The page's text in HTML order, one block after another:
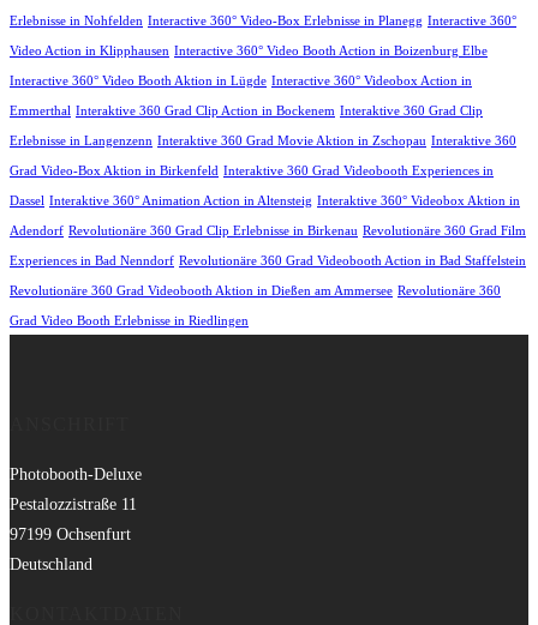
Erlebnisse in Nohfelden Interactive 360° Video-Box Erlebnisse in Planegg Interactive 360°
Video Action in Klipphausen Interactive 360° Video Booth Action in Boizenburg Elbe
Interactive 360° Video Booth Aktion in Lügde Interactive 360° Videobox Action in
Emmerthal Interaktive 360 Grad Clip Action in Bockenem Interaktive 360 Grad Clip
Erlebnisse in Langenzenn Interaktive 360 Grad Movie Aktion in Zschopau Interaktive 360
Grad Video-Box Aktion in Birkenfeld Interaktive 360 Grad Videobooth Experiences in
Dassel Interaktive 360° Animation Action in Altensteig Interaktive 360° Videobox Aktion in
Adendorf Revolutionäre 360 Grad Clip Erlebnisse in Birkenau Revolutionäre 360 Grad Film
Experiences in Bad Nenndorf Revolutionäre 360 Grad Videobooth Action in Bad Staffelstein
Revolutionäre 360 Grad Videobooth Aktion in Dießen am Ammersee Revolutionäre 360
Grad Video Booth Erlebnisse in Riedlingen
Photobooth-Deluxe
Pestalozzistraße 11
97199 Ochsenfurt
Deutschland